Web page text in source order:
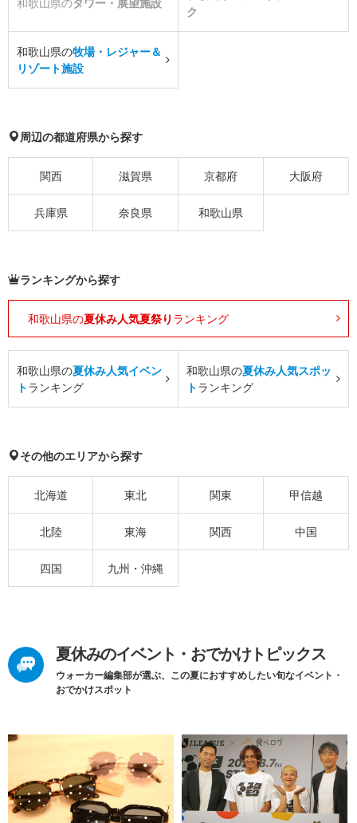
ク
和歌山県の牧場・レジャー＆
リゾート施設
周辺の都道府県から探す
関西 滋賀県 京都府 大阪府
兵庫県 奈良県 和歌山県
ランキングから探す
和歌山県の夏休み人気夏祭り ランキング
和歌山県の夏休み人気イベン
トランキング
和歌山県の夏休み人気スポッ
トランキング
その他のエリアから探す
北海道 東北 関東 甲信越
北陸 東海 関西 中国
四国 九州・沖縄
夏休みのイベント・おでかけトピックス
ウォーカー編集部が選ぶ、この夏におすすめしたい旬なイベント・
おでかけスポット